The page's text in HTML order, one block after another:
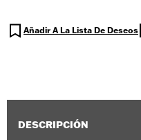
Añadir A La Lista De Deseos
DESCRIPCIÓN